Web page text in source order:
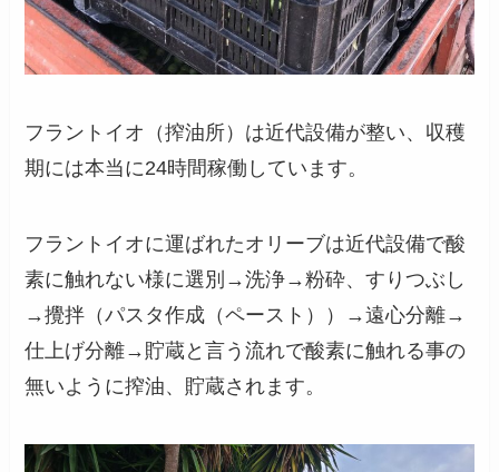
フラントイオ（搾油所）は近代設備が整い、収穫
期には本当に24時間稼働しています。
フラントイオに運ばれたオリーブは近代設備で酸
素に触れない様に選別→洗浄→粉砕、すりつぶし
→攪拌（パスタ作成（ペースト））→遠心分離→
仕上げ分離→貯蔵と言う流れで酸素に触れる事の
無いように搾油、貯蔵されます。